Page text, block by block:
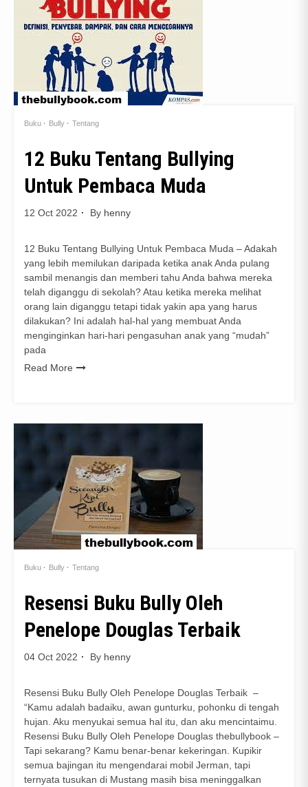
Buku Bully Tentang
12 Buku Tentang Bullying
Untuk Pembaca Muda
12 Oct 2022 By henny
12 Buku Tentang Bullying Untuk Pembaca Muda – Adakah
yang lebih memilukan daripada ketika anak Anda pulang
sambil menangis dan memberi tahu Anda bahwa mereka
telah diganggu di sekolah? Atau ketika mereka melihat
orang lain diganggu tetapi tidak yakin apa yang harus
dilakukan? Ini adalah hal-hal yang membuat Anda
menginginkan hari-hari pengasuhan anak yang “mudah”
pada
Read More
Buku Bully Tentang
Resensi Buku Bully Oleh
Penelope Douglas Terbaik
04 Oct 2022 By henny
Resensi Buku Bully Oleh Penelope Douglas Terbaik –
“Kamu adalah badaiku, awan gunturku, pohonku di tengah
hujan. Aku menyukai semua hal itu, dan aku mencintaimu.
Resensi Buku Bully Oleh Penelope Douglas thebullybook –
Tapi sekarang? Kamu benar-benar kekeringan. Kupikir
semua bajingan itu mengendarai mobil Jerman, tapi
ternyata tusukan di Mustang masih bisa meninggalkan